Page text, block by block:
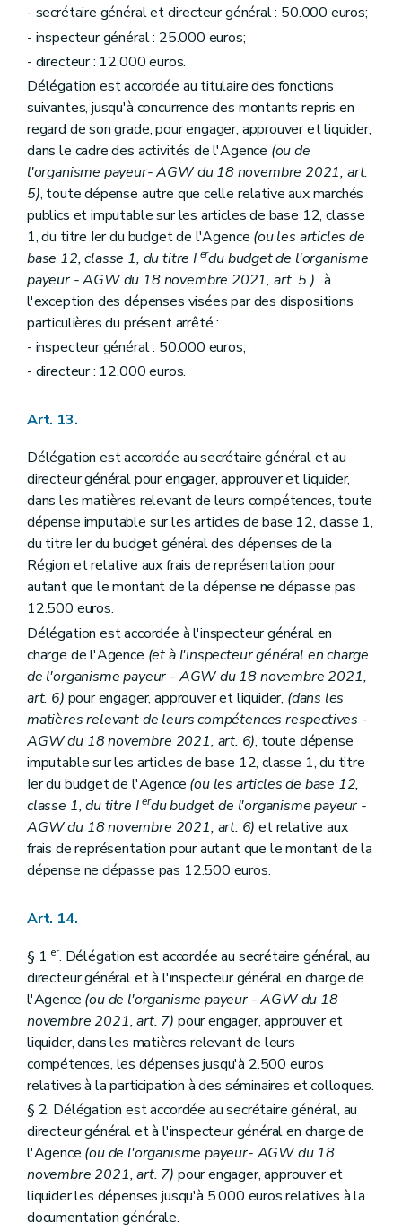
- secrétaire général et directeur général : 50.000 euros;
- inspecteur général : 25.000 euros;
- directeur : 12.000 euros.
Délégation est accordée au titulaire des fonctions
suivantes, jusqu'à concurrence des montants repris en
regard de son grade, pour engager, approuver et liquider,
dans le cadre des activités de l'Agence (ou de
l'organisme payeur- AGW du 18 novembre 2021, art.
5), toute dépense autre que celle relative aux marchés
publics et imputable sur les articles de base 12, classe
1, du titre Ier du budget de l'Agence (ou les articles de
base 12, classe 1, du titre I erdu budget de l'organisme
payeur - AGW du 18 novembre 2021, art. 5.), à
l'exception des dépenses visées par des dispositions
particulières du présent arrêté :
- inspecteur général : 50.000 euros;
- directeur : 12.000 euros.
Art. 13.
Délégation est accordée au secrétaire général et au
directeur général pour engager, approuver et liquider,
dans les matières relevant de leurs compétences, toute
dépense imputable sur les articles de base 12, classe 1,
du titre Ier du budget général des dépenses de la
Région et relative aux frais de représentation pour
autant que le montant de la dépense ne dépasse pas
12.500 euros.
Délégation est accordée à l'inspecteur général en
charge de l'Agence (et à l'inspecteur général en charge
de l'organisme payeur - AGW du 18 novembre 2021,
art. 6) pour engager, approuver et liquider, (dans les
matières relevant de leurs compétences respectives -
AGW du 18 novembre 2021, art. 6), toute dépense
imputable sur les articles de base 12, classe 1, du titre
Ier du budget de l'Agence (ou les articles de base 12,
classe 1, du titre Ierdu budget de l'organisme payeur -
AGW du 18 novembre 2021, art. 6) et relative aux
frais de représentation pour autant que le montant de la
dépense ne dépasse pas 12.500 euros.
Art. 14.
§ 1 er. Délégation est accordée au secrétaire général, au
directeur général et à l'inspecteur général en charge de
l'Agence (ou de l'organisme payeur - AGW du 18
novembre 2021, art. 7) pour engager, approuver et
liquider, dans les matières relevant de leurs
compétences, les dépenses jusqu'à 2.500 euros
relatives à la participation à des séminaires et colloques.
§ 2. Délégation est accordée au secrétaire général, au
directeur général et à l'inspecteur général en charge de
l'Agence (ou de l'organisme payeur- AGW du 18
novembre 2021, art. 7) pour engager, approuver et
liquider les dépenses jusqu'à 5.000 euros relatives à la
documentation générale.